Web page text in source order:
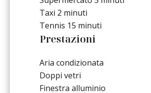
Taxi 2 minuti
Tennis 15 minuti
Prestazioni
Aria condizionata
Doppi vetri
Finestra alluminio